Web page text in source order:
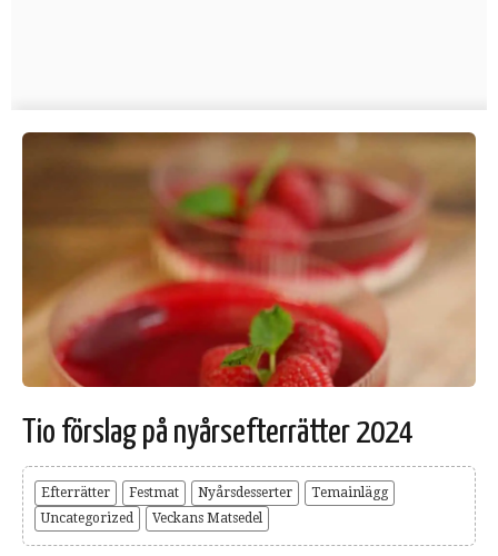
Tio förslag på nyårsefterrätter 2024
Efterrätter Festmat Nyårsdesserter
Temainlägg
Uncategorized
Veckans Matsedel